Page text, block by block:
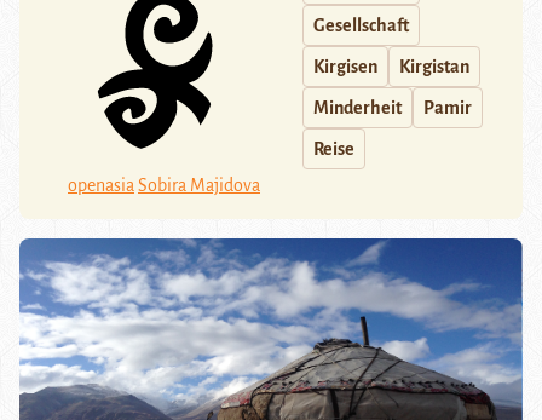
openasia Sobira Majidova
Gesellschaft
Kirgisen Kirgistan
Minderheit Pamir
Reise